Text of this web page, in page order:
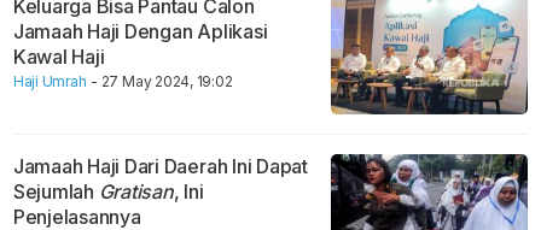
Keluarga Bisa Pantau Calon
Jamaah Haji Dengan Aplikasi
Kawal Haji
Haji Umrah - 27 May 2024, 19:02
Jamaah Haji Dari Daerah Ini Dapat
Sejumlah Gratisan, Ini
Penjelasannya